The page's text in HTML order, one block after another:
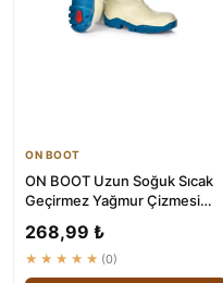
ON BOOT
ON BOOT Uzun Soğuk Sıcak
Geçirmez Yağmur Çizmesi
268,99 ₺
★★★★★ (0)